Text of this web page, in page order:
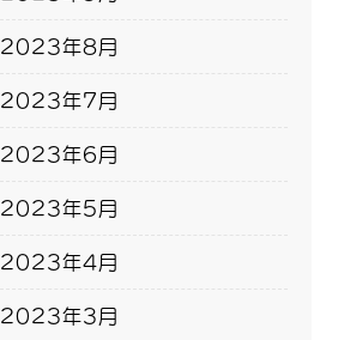
2023年8月
2023年7月
2023年6月
2023年5月
2023年4月
2023年3月